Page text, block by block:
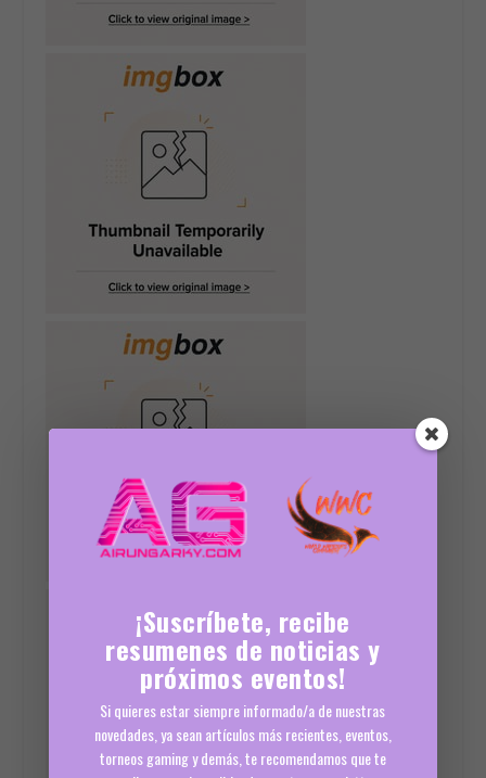
¡Suscríbete, recibe
resumenes de noticias y
próximos eventos!
Si quieres estar siempre informado/a de nuestras
novedades, ya sean artículos más recientes, eventos,
torneos gaming y demás, te recomendamos que te